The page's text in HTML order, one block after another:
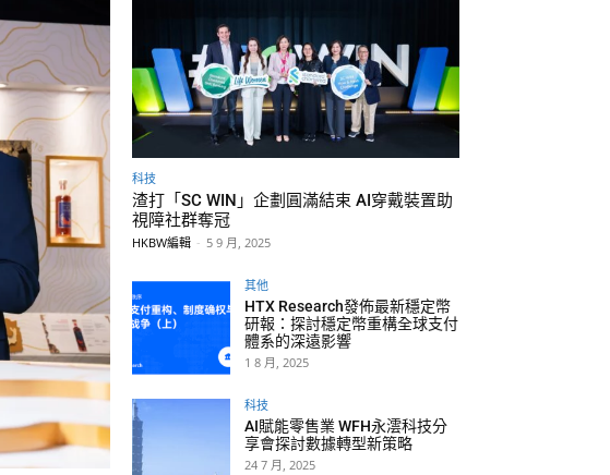
科技
渣打「SC WIN」企劃圓滿結束 AI穿戴裝置助
視障社群奪冠
HKBW編輯 - 5 9 月, 2025
其他
HTX Research發佈最新穩定幣
研報：探討穩定幣重構全球支付
體系的深遠影響
1 8 月, 2025
科技
AI賦能零售業 WFH永澐科技分
享會探討數據轉型新策略
24 7 月, 2025